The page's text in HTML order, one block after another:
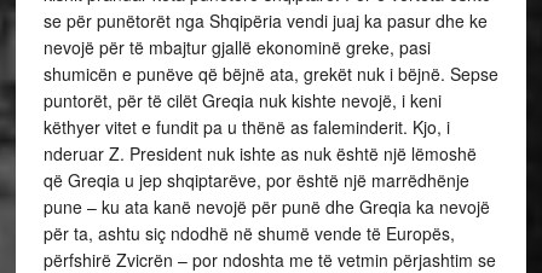
se për punëtorët nga Shqipëria vendi juaj ka pasur dhe ke
nevojë për të mbajtur gjallë ekonominë greke, pasi
shumicën e punëve që bëjnë ata, grekët nuk i bëjnë. Sepse
puntorët, për të cilët Greqia nuk kishte nevojë, i keni
këthyer vitet e fundit pa u thënë as faleminderit. Kjo, i
nderuar Z. President nuk ishte as nuk është një lëmoshë
që Greqia u jep shqiptarëve, por është një marrëdhënje
pune – ku ata kanë nevojë për punë dhe Greqia ka nevojë
për ta, ashtu siç ndodhë në shumë vende të Europës,
përfshirë Zvicrën – por ndoshta me të vetmin përjashtim se